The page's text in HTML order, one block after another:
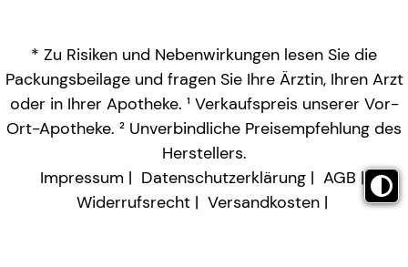
* Zu Risiken und Nebenwirkungen lesen Sie die
Packungsbeilage und fragen Sie Ihre Ärztin, Ihren Arzt
oder in Ihrer Apotheke. ¹ Verkaufspreis unserer Vor-
Ort-Apotheke. ² Unverbindliche Preisempfehlung des
Herstellers.
Impressum
Datenschutzerklärung
AGB
Widerrufsrecht
Versandkosten